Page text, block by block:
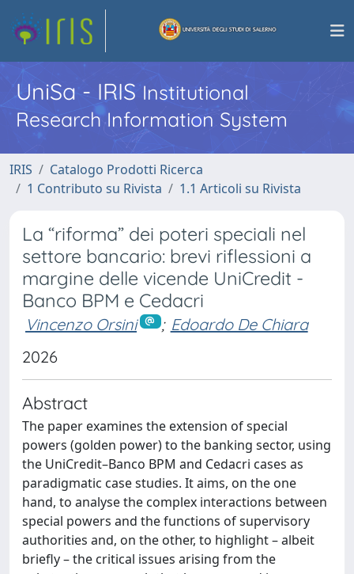
UniSa - IRISInstitutional
Research Information System
IRIS
Catalogo Prodotti Ricerca
1 Contributo su Rivista
1.1 Articoli su Rivista
La “riforma” dei poteri speciali nel
settore bancario: brevi riflessioni a
margine delle vicende UniCredit -
Banco BPM e Cedacri
Vincenzo Orsini ; Edoardo De Chiara
2026
Abstract
The paper examines the extension of special
powers (golden power) to the banking sector, using
the UniCredit–Banco BPM and Cedacri cases as
paradigmatic case studies. It aims, on the one
hand, to analyse the complex interactions between
special powers and the functions of supervisory
authorities and, on the other, to highlight – albeit
briefly – the critical issues arising from the